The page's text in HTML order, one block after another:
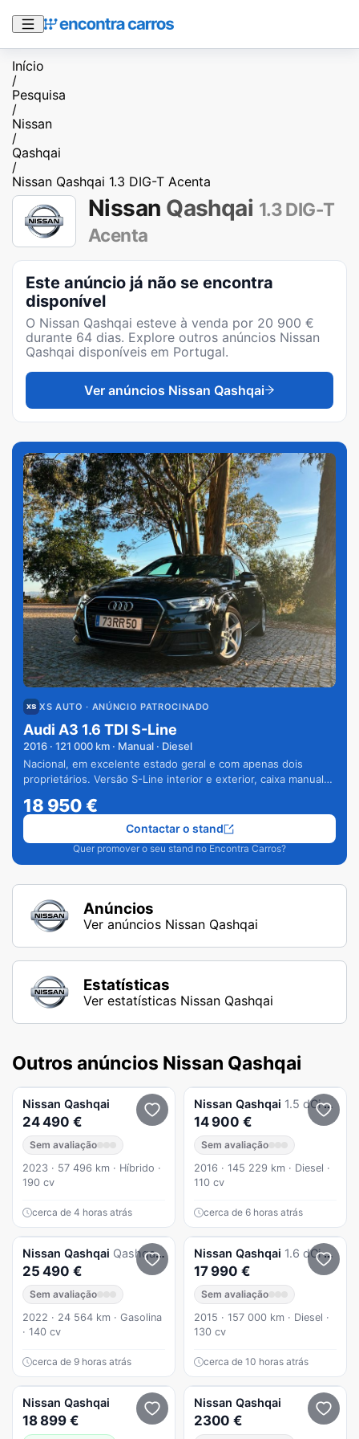
Início
/
Pesquisa
/
Nissan
/
Qashqai
/
Nissan Qashqai 1.3 DIG-T Acenta
Nissan Qashqai 1.3 DIG-T
Acenta
Este anúncio já não se encontra
disponível
O Nissan Qashqai esteve à venda por 20 900 €
durante 64 dias. Explore outros anúncios Nissan
Qashqai disponíveis em Portugal.
Ver anúncios Nissan Qashqai
XS AUTO · ANÚNCIO PATROCINADO
Audi A3 1.6 TDI S-Line
2016 · 121 000 km · Manual · Diesel
Nacional, em excelente estado geral e com apenas dois
proprietários. Versão S-Line interior e exterior, caixa manual
18 950€
Quer promover o seu stand no Encontra Carros?
Contactar o stand
Anúncios
Ver anúncios Nissan Qashqai
Estatísticas
Ver estatísticas Nissan Qashqai
Outros anúncios Nissan Qashqai
Nissan Qashqai
24 490 €
Sem avaliação
2023 · 57 496 km · Híbrido ·
190 cv
cerca de 4 horas atrás
Nissan Qashqai 1.5 dCi N-Connecta 18
14 900 €
Sem avaliação
2016 · 145 229 km · Diesel ·
110 cv
cerca de 6 horas atrás
Nissan Qashqai Qashqai 1.3 DIG-T Tekna
25 490 €
Sem avaliação
2022 · 24 564 km · Gasolina
· 140 cv
cerca de 9 horas atrás
Nissan Qashqai 1.6 dCi N-Connecta 18 Xtronic
17 990 €
Sem avaliação
2015 · 157 000 km · Diesel ·
130 cv
cerca de 10 horas atrás
Nissan Qashqai
18 899 €
Nissan Qashqai
2300 €